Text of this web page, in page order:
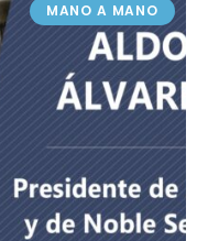
MANO A MANO